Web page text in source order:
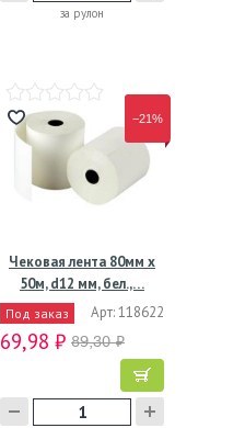
за рулон
−21%
Чековая лента 80мм х
50м, d12 мм, бел.,…
Под заказ Арт: 118622
69,98 ₽ 89,30 ₽